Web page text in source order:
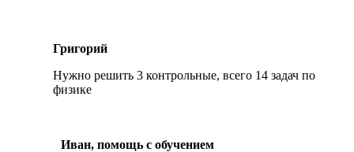
Григорий
Нужно решить 3 контрольные, всего 14 задач по
физике
Иван, помощь с обучением